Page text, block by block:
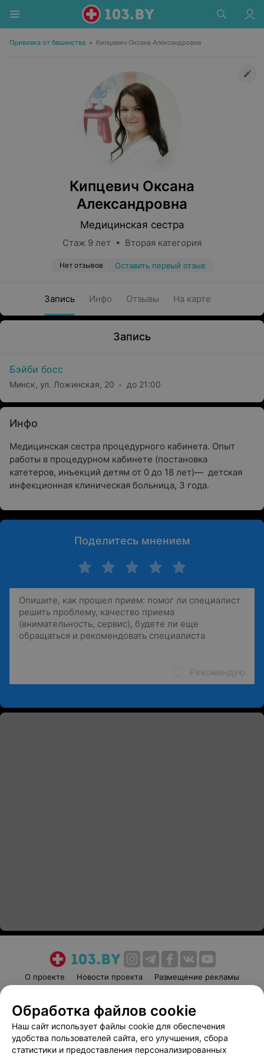
Прививка от бешенства • Кипцевич Оксана Александровна
Кипцевич Оксана
Александровна
Медицинская сестра
Стаж 9 лет • Вторая категория
Нет отзывов Оставить первый отзыв
Запись Инфо Отзывы На карте
Запись
Бэйби босс
Минск, ул. Ложинская, 20 до 21:00
Инфо
Медицинская сестра процедурного кабинета. Опыт
работы в процедурном кабинете (постановка
катетеров, инъекций детям от 0 до 18 лет)— детская
инфекционная клиническая больница, 3 года.
Поделитесь мнением
Рекомендую
О проекте Новости проекта
Размещение рекламы
Пользовательское соглашение
Способы оплаты
Вакансии
Партнеры
Написать руководителю 103.by
Обработка файлов cookie
Наш сайт использует файлы cookie для обеспечения
удобства пользователей сайта, его улучшения, сбора
статистики и предоставления персонализированных